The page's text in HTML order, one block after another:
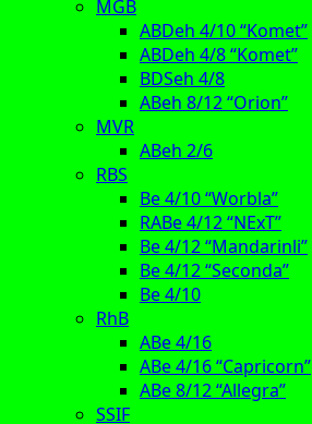
MGB
ABDeh 4/10 “Komet”
ABDeh 4/8 “Komet”
BDSeh 4/8
ABeh 8/12 “Orion”
MVR
ABeh 2/6
RBS
Be 4/10 “Worbla”
RABe 4/12 “NExT”
Be 4/12 “Mandarinli”
Be 4/12 “Seconda”
Be 4/10
RhB
ABe 4/16
ABe 4/16 “Capricorn”
ABe 8/12 “Allegra”
SSIF